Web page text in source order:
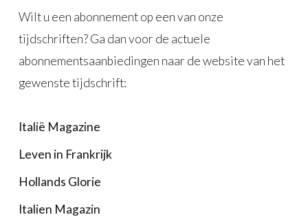
Wilt u een abonnement op een van onze
tijdschriften? Ga dan voor de actuele
abonnementsaanbiedingen naar de website van het
gewenste tijdschrift:
Italië Magazine
Leven in Frankrijk
Hollands Glorie
Italien Magazin